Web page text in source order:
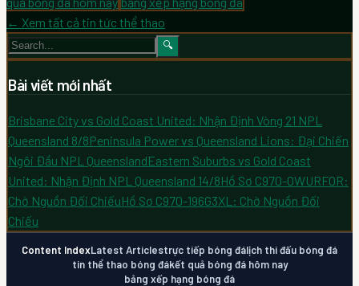
← Xem tất cả tin tức thể thao
🔍
Bài viết mới nhất
Brisbane City vs Gold Coast United: Nhận Định Vòng 21 NPL
Queensland 8/8Peninsula Power vs Queensland Lions: Đại Chiến
Ngôi Đầu NPL QueenslandEastern Suburbs vs Gold Coast
United: Nhận Định NPL Queensland 14/8Hồ Sơ C970-0WURF0R:
Chờ Nguồn Đối ChiếuHồ Sơ C970-196G3XL: Chờ Nguồn Đối
Chiếu
Content IndexLatest Articlestrực tiếp bóng đálịch thi đấu bóng đá
tin thể thao bóng đákết quả bóng đá hôm nay
bảng xếp hạng bóng đá